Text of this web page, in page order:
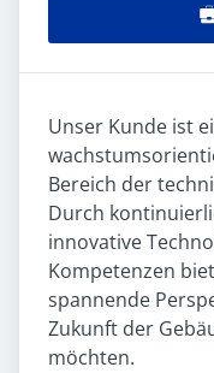
Unser Kunde ist
Bereich der
Durch
innovative
Kompetenzen
spannende
Zukunft der
möchten.